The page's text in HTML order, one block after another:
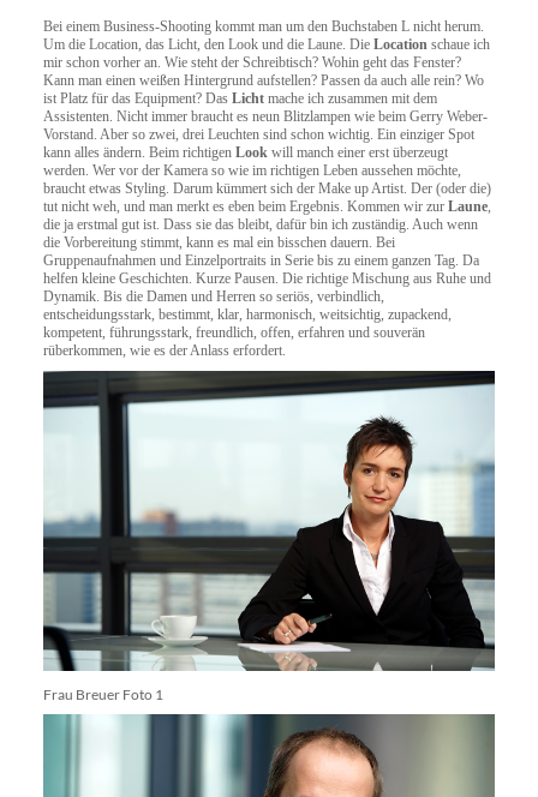
Bei einem Business-Shooting kommt man um den Buchstaben L nicht herum.
Um die Location, das Licht, den Look und die Laune. Die Location schaue ich
mir schon vorher an. Wie steht der Schreibtisch? Wohin geht das Fenster?
Kann man einen weißen Hintergrund aufstellen? Passen da auch alle rein? Wo
ist Platz für das Equipment? Das Licht mache ich zusammen mit dem
Assistenten. Nicht immer braucht es neun Blitzlampen wie beim Gerry Weber-
Vorstand. Aber so zwei, drei Leuchten sind schon wichtig. Ein einziger Spot
kann alles ändern. Beim richtigen Look will manch einer erst überzeugt
werden. Wer vor der Kamera so wie im richtigen Leben aussehen möchte,
braucht etwas Styling. Darum kümmert sich der Make up Artist. Der (oder die)
tut nicht weh, und man merkt es eben beim Ergebnis. Kommen wir zur Laune,
die ja erstmal gut ist. Dass sie das bleibt, dafür bin ich zuständig. Auch wenn
die Vorbereitung stimmt, kann es mal ein bisschen dauern. Bei
Gruppenaufnahmen und Einzelportraits in Serie bis zu einem ganzen Tag. Da
helfen kleine Geschichten. Kurze Pausen. Die richtige Mischung aus Ruhe und
Dynamik. Bis die Damen und Herren so seriös, verbindlich,
entscheidungsstark, bestimmt, klar, harmonisch, weitsichtig, zupackend,
kompetent, führungsstark, freundlich, offen, erfahren und souverän
rüberkommen, wie es der Anlass erfordert.
Frau Breuer Foto 1